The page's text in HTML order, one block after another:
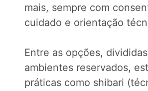
mais, sempre com
cuidado e orientação
Entre as opções,
ambientes reservados,
práticas como shibari